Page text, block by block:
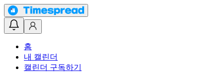
홈
내 캘린더
캘린더 구독하기